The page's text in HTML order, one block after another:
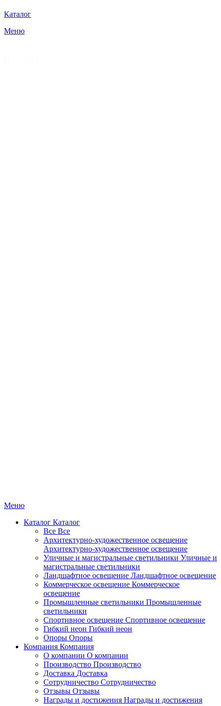
Каталог
Меню
Меню
Каталог Каталог
Все Все
Архитектурно-художественное освещение
Архитектурно-художественное освещение
Уличные и магистральные светильники Уличные и
магистральные светильники
Ландшафтное освещение Ландшафтное освещение
Коммерческое освещение Коммерческое
освещение
Промышленные светильники Промышленные
светильники
Спортивное освещение Спортивное освещение
Гибкий неон Гибкий неон
Опоры Опоры
Компания Компания
О компании О компании
Производство Производство
Доставка Доставка
Сотрудничество Сотрудничество
Отзывы Отзывы
Награды и достижения Награды и достижения